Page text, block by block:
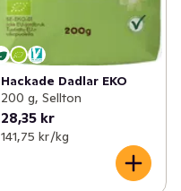
Hackade Dadlar EKO
200 g, Sellton
28,35 kr
141,75 kr /kg